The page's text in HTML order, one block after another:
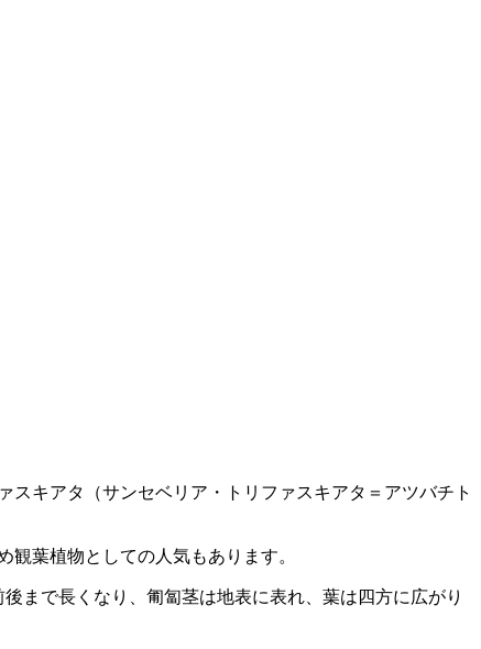
キアタ（サンセベリア・トリファスキアタ＝アツバチト
葉植物としての人気もあります。
まで長くなり、匍匐茎は地表に表れ、葉は四方に広がり